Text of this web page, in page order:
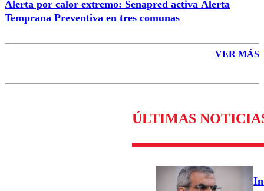
Alerta por calor extremo: Senapred activa Alerta
Temprana Preventiva en tres comunas
VER MÁS
ÚLTIMAS